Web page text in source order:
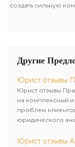
общении, уверенные
случаях – готовы
создать сильную
– корректные и
силах и знаниях,
убеждать,
воспринимать
и воплощать их, а в
Другие
Юрист отзывы
Юрист отзывы
на комплексный
проблем
юридического
Юрист отзывы